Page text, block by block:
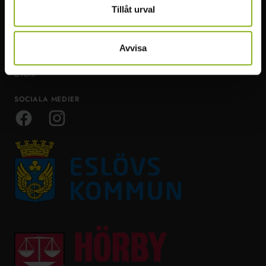
Tillåt urval
Avvisa
Boende & möten
Event
Ta dig runt
Om Visit Mittskåne
SOCIALA MEDIER
Facebook